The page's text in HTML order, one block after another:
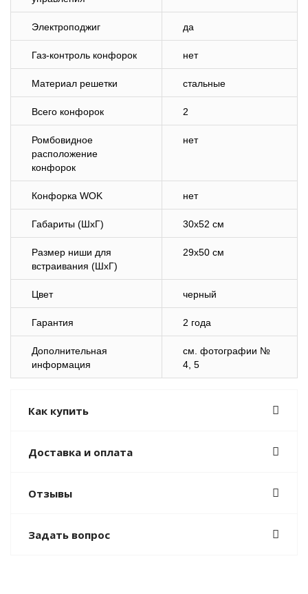
Электроподжиг да
Газ-контроль конфорок нет
Материал решетки стальные
Всего конфорок 2
Ромбовидное
расположение
конфорок
нет
Конфорка WOK нет
Габариты (ШхГ) 30х52 см
Размер ниши для
встраивания (ШхГ)
29х50 см
Цвет черный
Гарантия 2 года
Дополнительная
информация
см. фотографии №
4, 5
Как купить
Доставка и оплата
Отзывы
Задать вопрос